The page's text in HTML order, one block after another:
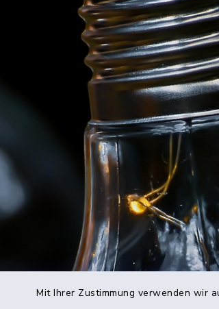
Mit Ihrer Zustimmung verwenden wir